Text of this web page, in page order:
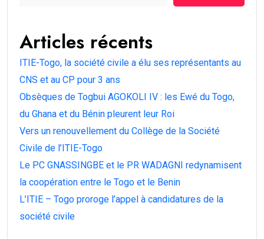
Articles récents
ITIE-Togo, la société civile a élu ses représentants au
CNS et au CP pour 3 ans
Obsèques de Togbui AGOKOLI IV : les Ewé du Togo,
du Ghana et du Bénin pleurent leur Roi
Vers un renouvellement du Collège de la Société
Civile de l’ITIE-Togo
Le PC GNASSINGBE et le PR WADAGNI redynamisent
la coopération entre le Togo et le Benin
L’ITIE – Togo proroge l’appel à candidatures de la
société civile